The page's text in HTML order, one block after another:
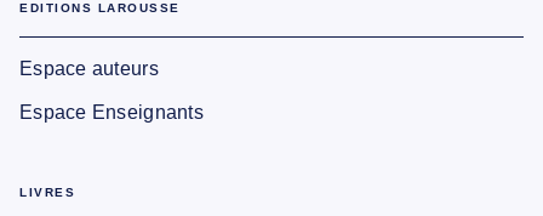
EDITIONS LAROUSSE
Espace auteurs
Espace Enseignants
LIVRES